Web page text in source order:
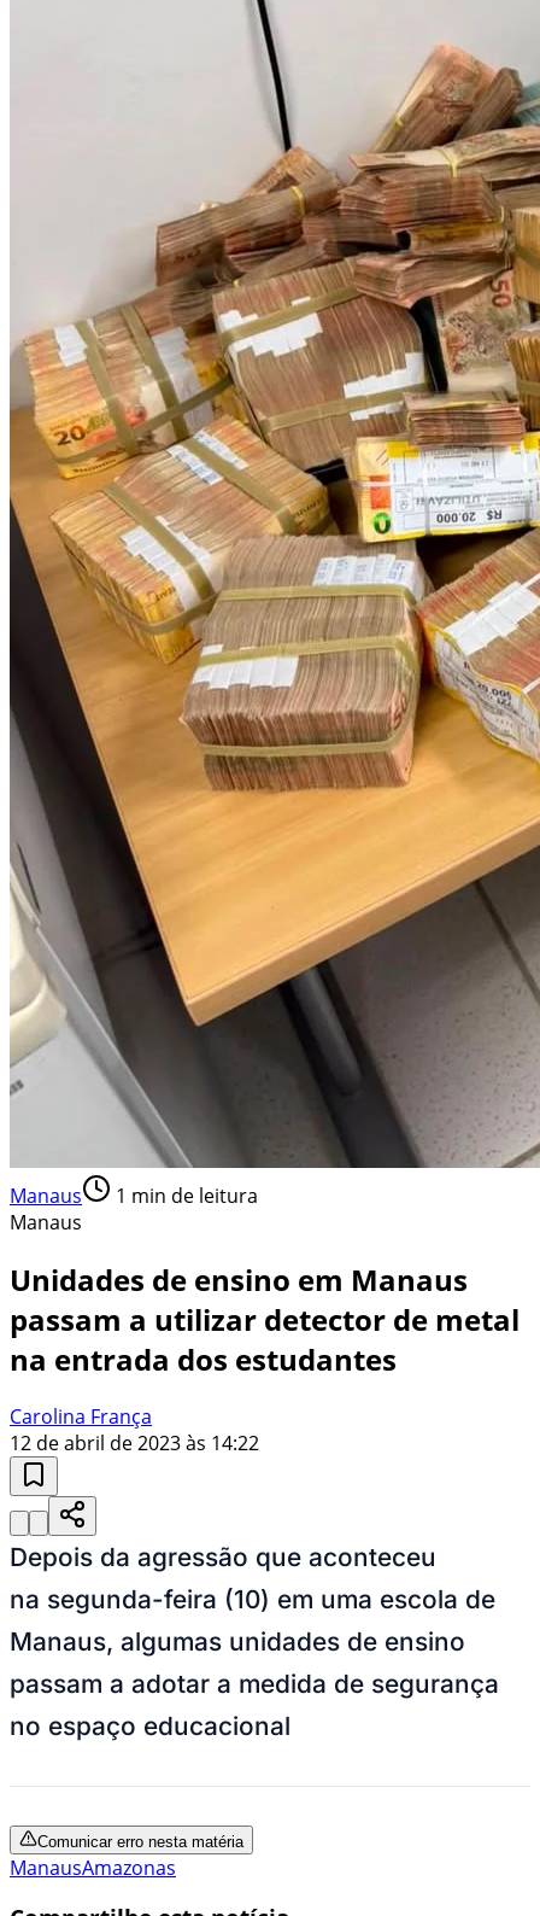
Manaus 1 min de leitura
Manaus
Unidades de ensino em Manaus
passam a utilizar detector de metal
na entrada dos estudantes
Carolina França
12 de abril de 2023 às 14:22
Depois da agressão que aconteceu
na segunda-feira (10) em uma escola de
Manaus, algumas unidades de ensino
passam a adotar a medida de segurança
no espaço educacional
Comunicar erro nesta matéria
ManausAmazonas